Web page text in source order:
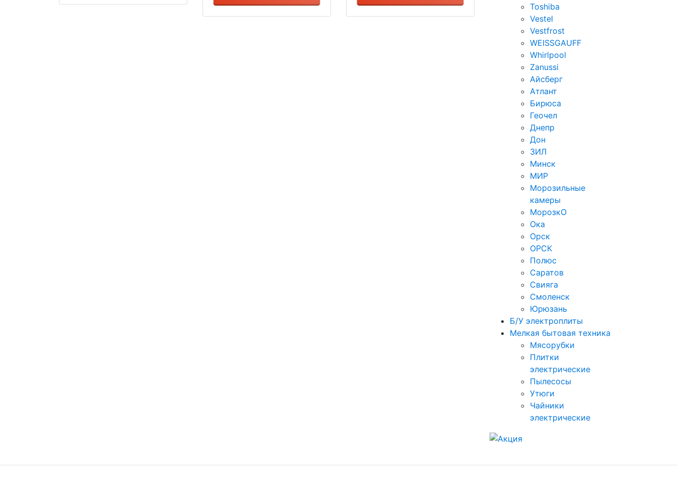
Toshiba
Vestel
Vestfrost
WEISSGAUFF
Whirlpool
Zanussi
Айсберг
Атлант
Бирюса
Геочел
Днепр
Дон
ЗИЛ
Минск
МИР
Морозильные
камеры
МорозкО
Ока
Орск
ОРСК
Полюс
Саратов
Свияга
Смоленск
Юрюзань
Б/У электроплиты
Мелкая бытовая техника
Мясорубки
Плитки
электрические
Пылесосы
Утюги
Чайники
электрические